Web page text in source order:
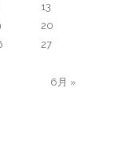
6月 »
13
20
27